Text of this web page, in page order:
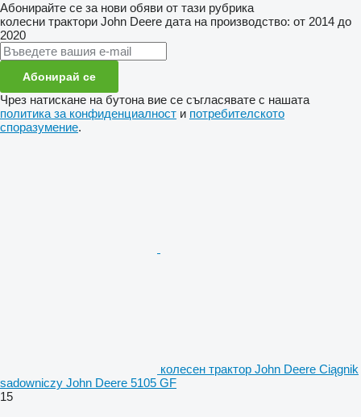
Абонирайте се за нови обяви от тази рубрика
колесни трактори John Deere дата на производство: от 2014 до
2020
Абонирай се
Чрез натискане на бутона вие се съгласявате с нашата
политика за конфиденциалност и потребителското
споразумение.
колесен трактор John Deere Ciągnik
sadowniczy John Deere 5105 GF
15